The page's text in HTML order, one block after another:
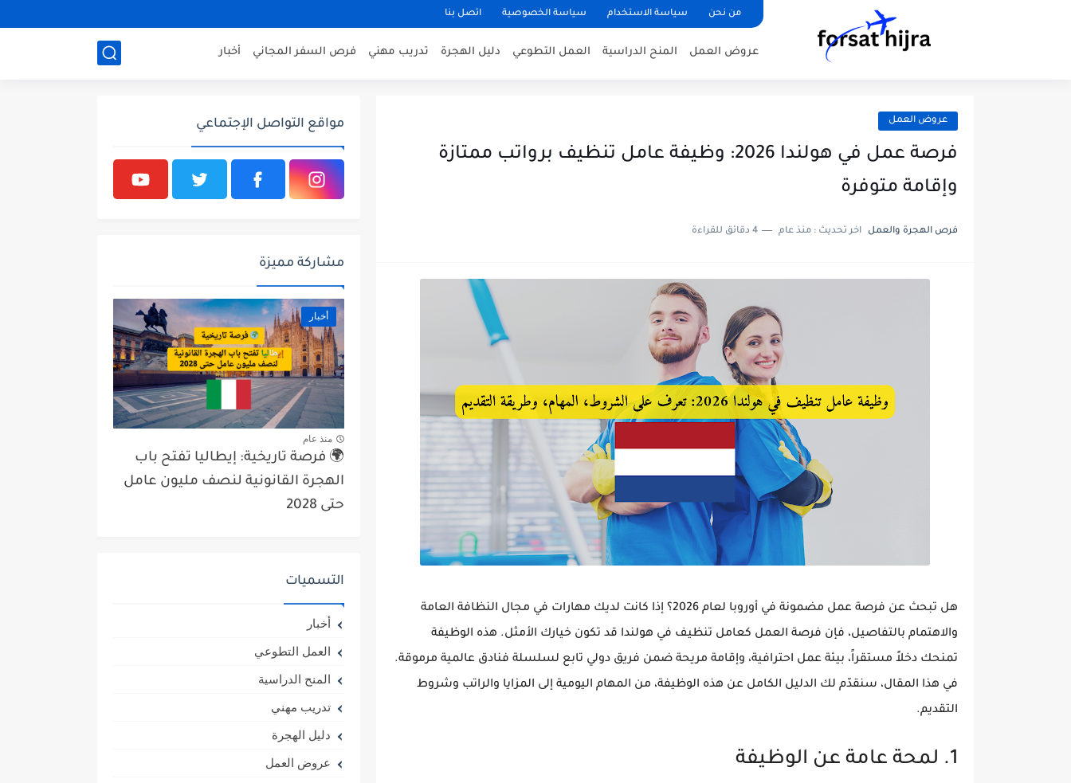
من نحن سياسة الاستخدام سياسة الخصوصية اتصل بنا
عروض العمل المنح الدراسية العمل التطوعي دليل الهجرة تدريب مهني فرص السفر المجاني أخبار
عروض العمل
فرصة عمل في هولندا 2026: وظيفة عامل تنظيف برواتب ممتازة
وإقامة متوفرة
فرص الهجرة والعمل اخر تحديث : منذ عام 4 دقائق للقراءة
هل تبحث عن فرصة عمل مضمونة في أوروبا لعام 2026؟ إذا كانت لديك مهارات في مجال النظافة العامة
والاهتمام بالتفاصيل، فإن فرصة العمل كعامل تنظيف في هولندا قد تكون خيارك الأمثل. هذه الوظيفة
تمنحك دخلاً مستقراً، بيئة عمل احترافية، وإقامة مريحة ضمن فريق دولي تابع لسلسلة فنادق عالمية مرموقة.
في هذا المقال، سنقدّم لك الدليل الكامل عن هذه الوظيفة، من المهام اليومية إلى المزايا والراتب وشروط
التقديم.
1. لمحة عامة عن الوظيفة
مواقع التواصل الإجتماعي
مشاركة مميزة
أخبار
منذ عام
🌍 فرصة تاريخية: إيطاليا تفتح باب
الهجرة القانونية لنصف مليون عامل
حتى 2028
التسميات
أخبار
العمل التطوعي
المنح الدراسية
تدريب مهني
دليل الهجرة
عروض العمل